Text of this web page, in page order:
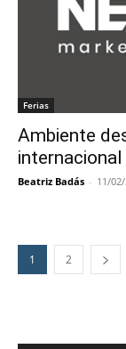
Ferias
Ambiente
Beatriz Badás - 11/
1 2